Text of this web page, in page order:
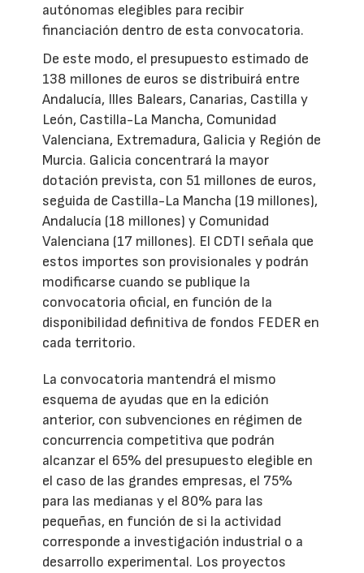
autónomas elegibles para recibir
financiación dentro de esta convocatoria.
De este modo, el presupuesto estimado de
138 millones de euros se distribuirá entre
Andalucía, Illes Balears, Canarias, Castilla y
León, Castilla-La Mancha, Comunidad
Valenciana, Extremadura, Galicia y Región de
Murcia. Galicia concentrará la mayor
dotación prevista, con 51 millones de euros,
seguida de Castilla-La Mancha (19 millones),
Andalucía (18 millones) y Comunidad
Valenciana (17 millones). El CDTI señala que
estos importes son provisionales y podrán
modificarse cuando se publique la
convocatoria oficial, en función de la
disponibilidad definitiva de fondos FEDER en
cada territorio.
La convocatoria mantendrá el mismo
esquema de ayudas que en la edición
anterior, con subvenciones en régimen de
concurrencia competitiva que podrán
alcanzar el 65% del presupuesto elegible en
el caso de las grandes empresas, el 75%
para las medianas y el 80% para las
pequeñas, en función de si la actividad
corresponde a investigación industrial o a
desarrollo experimental. Los proyectos